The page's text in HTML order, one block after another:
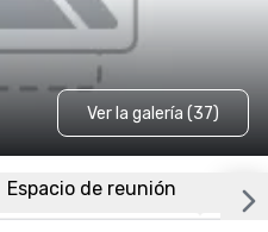
Ver la galería (37)
Espacio de reunión